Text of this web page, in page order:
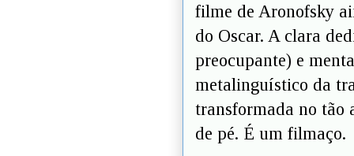
filme de Aronofsky
do Oscar. A clara
preocupante) e
metalinguístico da
transformada no tão
de pé. É um filmaço.